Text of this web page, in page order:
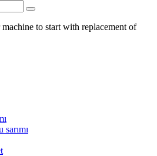
to start with replacement of